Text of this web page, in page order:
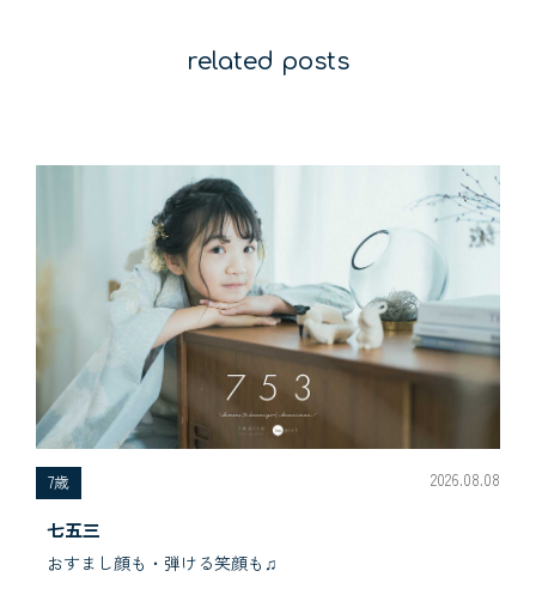
related posts
7歳 2026.08.08
七五三
おすまし顔も・弾ける笑顔も♫